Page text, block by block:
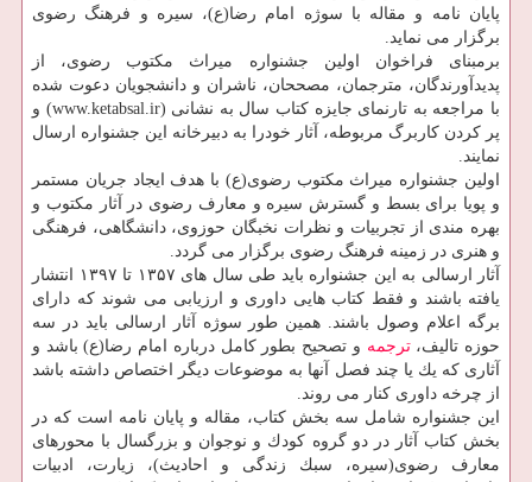
پایان نامه و مقاله با سوژه امام رضا(ع)، سیره و فرهنگ رضوی
برگزار می نماید.
برمبنای فراخوان اولین جشنواره میراث مكتوب رضوی، از
پدیدآورندگان، مترجمان، مصححان، ناشران و دانشجویان دعوت شده
با مراجعه به تارنمای جایزه كتاب سال به نشانی (www.ketabsal.ir) و
پر كردن كاربرگ مربوطه، آثار خودرا به دبیرخانه این جشنواره ارسال
نمایند.
اولین جشنواره میراث مكتوب رضوی(ع) با هدف ایجاد جریان مستمر
و پویا برای بسط و گسترش سیره و معارف رضوی در آثار مكتوب و
بهره مندی از تجربیات و نظرات نخبگان حوزوی، دانشگاهی، فرهنگی
و هنری در زمینه فرهنگ رضوی برگزار می گردد.
آثار ارسالی به این جشنواره باید طی سال های ۱۳۵۷ تا ۱۳۹۷ انتشار
یافته باشند و فقط كتاب هایی داوری و ارزیابی می شوند كه دارای
برگه اعلام وصول باشند. همین طور سوژه آثار ارسالی باید در سه
حوزه تالیف،ترجمه و تصحیح بطور كامل درباره امام رضا(ع) باشد و
آثاری كه یك یا چند فصل آنها به موضوعات دیگر اختصاص داشته باشد
از چرخه داوری كنار می روند.
این جشنواره شامل سه بخش كتاب، مقاله و پایان نامه است كه در
بخش كتاب آثار در دو گروه كودك و نوجوان و بزرگسال با محورهای
معارف رضوی(سیره، سبك زندگی و احادیث)، زیارت، ادبیات